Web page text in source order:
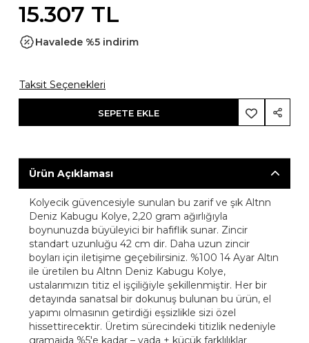
15.307 TL
Havalede %5 indirim
Taksit Seçenekleri
SEPETE EKLE
Ürün Açıklaması
Kolyecik güvencesiyle sunulan bu zarif ve şık Altnn
Deniz Kabugu Kolye, 2,20 gram ağırlığıyla
boynunuzda büyüleyici bir hafiflik sunar. Zincir
standart uzunluğu 42 cm dir. Daha uzun zincir
boyları için iletişime geçebilirsiniz. %100 14 Ayar Altın
ile üretilen bu Altnn Deniz Kabugu Kolye,
ustalarımızın titiz el işçiliğiyle şekillenmiştir. Her bir
detayında sanatsal bir dokunuş bulunan bu ürün, el
yapımı olmasının getirdiği eşsizlikle sizi özel
hissettirecektir. Üretim sürecindeki titizlik nedeniyle